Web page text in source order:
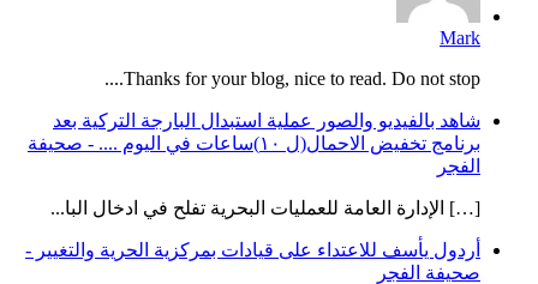
Mark
Thanks for your blog, nice to read. Do not stop....
شاهد بالفيديو والصور عملية استبدال البارجة التركية بعد
برنامج تخفيض الاحمال(ل ١٠)ساعات في اليوم .... - صحيفة
الفجر
[…] الإدارة العامة للعمليات البحرية تفلح في ادخال البا...
أردول يأسف للاعتداء على قيادات بمركزية الحرية والتغيير -
صحيفة الفجر